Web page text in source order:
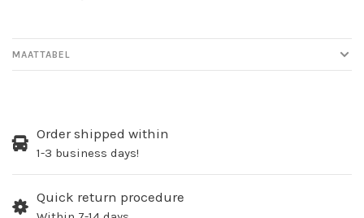
MAATTABEL
Order shipped within
1-3 business days!
Quick return procedure